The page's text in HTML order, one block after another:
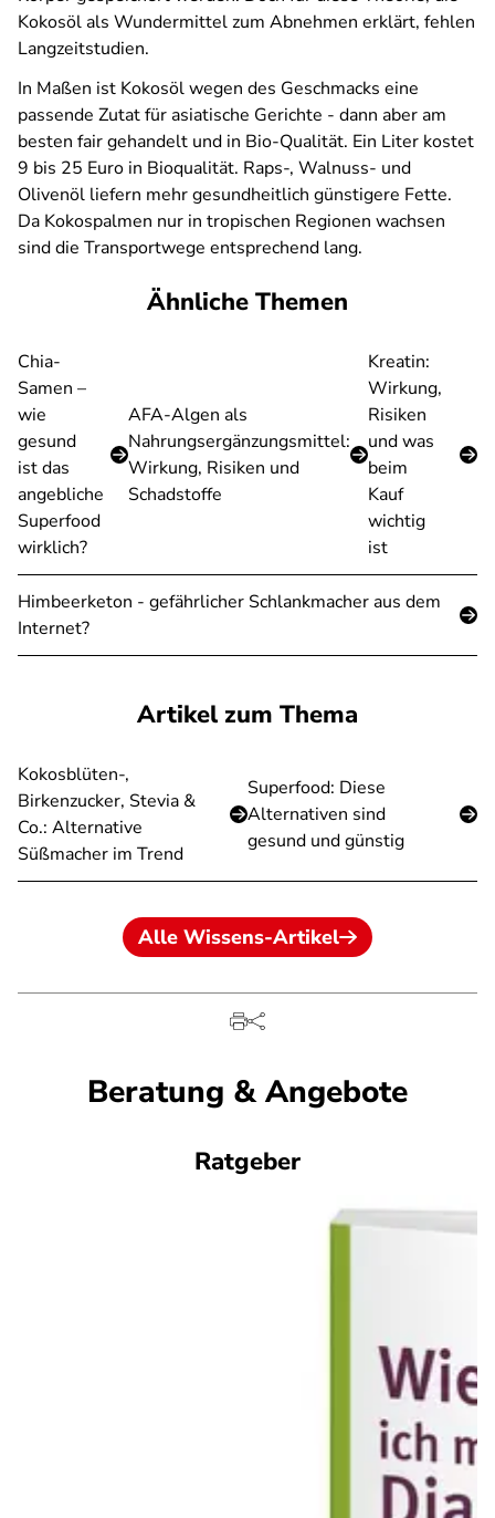
Kokosöl als Wundermittel zum Abnehmen erklärt, fehlen
Langzeitstudien.
In Maßen ist Kokosöl wegen des Geschmacks eine
passende Zutat für asiatische Gerichte - dann aber am
besten fair gehandelt und in Bio-Qualität. Ein Liter kostet
9 bis 25 Euro in Bioqualität. Raps-, Walnuss- und
Olivenöl liefern mehr gesundheitlich günstigere Fette.
Da Kokospalmen nur in tropischen Regionen wachsen
sind die Transportwege entsprechend lang.
Ähnliche Themen
Chia-
Samen –
wie
gesund
ist das
angebliche
Superfood
wirklich?
AFA-Algen als
Nahrungsergänzungsmittel:
Wirkung, Risiken und
Schadstoffe
Kreatin:
Wirkung,
Risiken
und was
beim
Kauf
wichtig
ist
Himbeerketon - gefährlicher Schlankmacher aus dem
Internet?
Artikel zum Thema
Kokosblüten-,
Birkenzucker, Stevia &
Co.: Alternative
Süßmacher im Trend
Superfood: Diese
Alternativen sind
gesund und günstig
Alle Wissens-Artikel
Beratung & Angebote
Ratgeber